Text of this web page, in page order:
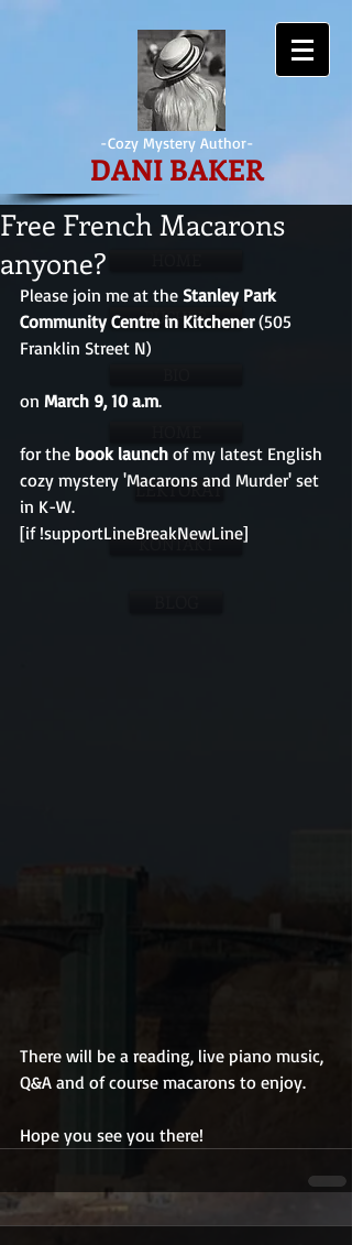
-Cozy Mystery Author-
DANI BAKER
BÜCHER
LEKTORAT
KONTAKT
Free French Macarons
anyone?
Please join me at the Stanley Park
Community Centre in Kitchener (505
Franklin Street N)
on March 9, 10 a.m.
for the book launch of my latest English
cozy mystery 'Macarons and Murder' set
in K-W.
[if !supportLineBreakNewLine]
There will be a reading, live piano music,
Q&A and of course macarons to enjoy.
Hope you see you there!